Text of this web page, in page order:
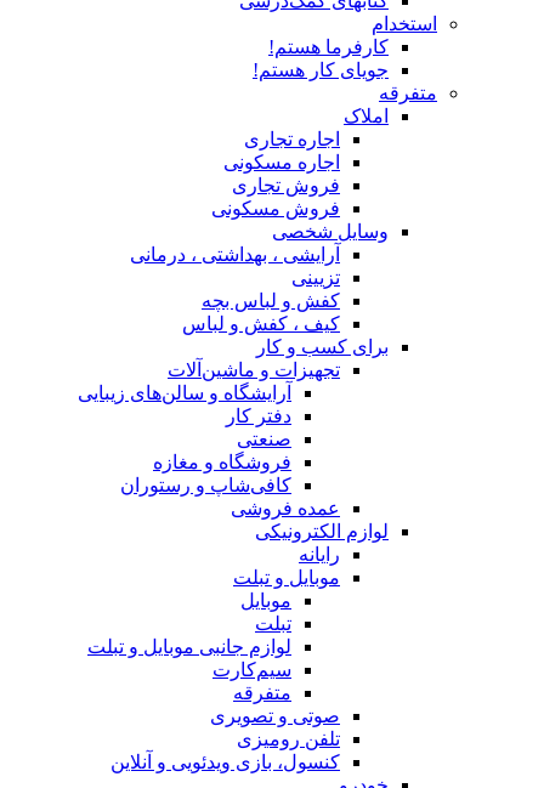
استخدام
کارفرما هستم!
جویای کار هستم!
متفرقه
املاک
اجاره تجاری
اجاره مسکونی
فروش تجاری
فروش مسکونی
وسایل شخصی
آرایشی ، بهداشتی ، درمانی
تزیینی
کفش و لباس بچه
کیف ، کفش و لباس
برای کسب و کار
تجهیزات و ماشین‌آلات
آرایشگاه و سالن‌های زیبایی
دفتر کار
صنعتی
فروشگاه و مغازه
کافی‌شاپ و رستوران
عمده فروشی
لوازم الکترونیکی
رایانه
موبایل و تبلت
موبایل
تبلت
لوازم جانبی موبایل و تبلت
سیم‌کارت
متفرقه
صوتی و تصویری
تلفن رومیزی
کنسول، بازی‌ ویدئویی و آنلاین